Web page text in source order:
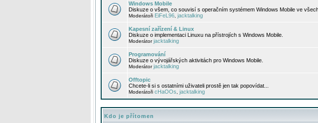
Windows Mobile
Diskuze o všem, co souvisí s operačním systémem Windows Mobile ve
Moderátoři EiFeL96 jacktalking
Kapesní zařízení & Linux
Diskuze o implementaci Linuxu na přístrojích s Windows Mobile.
Moderátorjacktalking
Programování
Diskuze o vývojářských aktivitách pro Windows Mobile.
Moderátorjacktalking
Offtopic
Chcete-li si s ostatními uživateli prostě jen tak popovídat...
Moderátoři cHaOOs jacktalking
Kdo je přítomen